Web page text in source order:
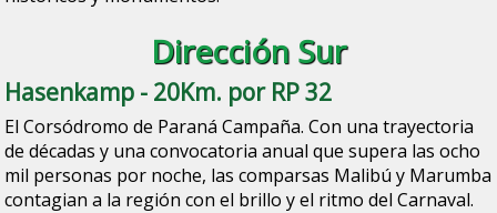
Dirección Sur
Hasenkamp - 20Km. por RP 32
El Corsódromo de Paraná Campaña. Con una trayectoria
de décadas y una convocatoria anual que supera las ocho
mil personas por noche, las comparsas Malibú y Marumba
contagian a la región con el brillo y el ritmo del Carnaval.